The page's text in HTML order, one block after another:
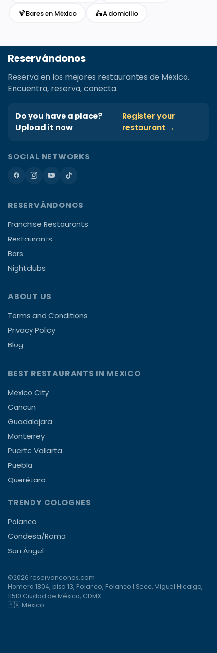
🍹Bares en México 🛵A domicilio
Reservándonos
Reserva en los mejores restaurantes de México.
Encuentra, reserva, conecta.
Do you have a place?
Upload it now
Register your
restaurant →
SOCIAL NETWORKS
RESERVÁNDONOS
Franchise Restaurants
Restaurants
Bars
Nightclubs
ABOUT US
Terms and Conditions
Privacy Policy
Blog
BEST RESTAURANTS IN MEXICO
Mexico City
Cancun
Guadalajara
Monterrey
Puerto Vallarta
Puebla
Querétaro
TRENDY COLOGNES
Polanco
Condesa/Roma
San Ángel
©2026 reservandonos.com
Homero 1804, piso 13, Polanco, Polanco I Secc, Miguel Hidalgo,
11510 Ciudad de México, CDMX
🇲🇽 México